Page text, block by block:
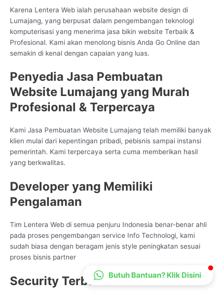
Karena Lentera Web ialah perusahaan website design di
Lumajang, yang berpusat dalam pengembangan teknologi
komputerisasi yang menerima jasa bikin website Terbaik &
Profesional. Kami akan menolong bisnis Anda Go Online dan
semakin di kenal dengan capaian yang luas.
Penyedia Jasa Pembuatan
Website Lumajang yang Murah
Profesional & Terpercaya
Kami Jasa Pembuatan Website Lumajang telah memiliki banyak
klien mulai dari kepentingan pribadi, pebisnis sampai instansi
pemerintah. Kami terpercaya serta cuma memberikan hasil
yang berkwalitas.
Developer yang Memiliki
Pengalaman
Tim Lentera Web di semua penjuru Indonesia benar-benar ahli
pada proses pengembangan service Info Technologi, kami
sudah biasa dengan beragam jenis style peningkatan sesuai
proses bisnis partner
Security Terbukti
CS Lenteraweb
Online
Butuh Bantuan? Klik Disini